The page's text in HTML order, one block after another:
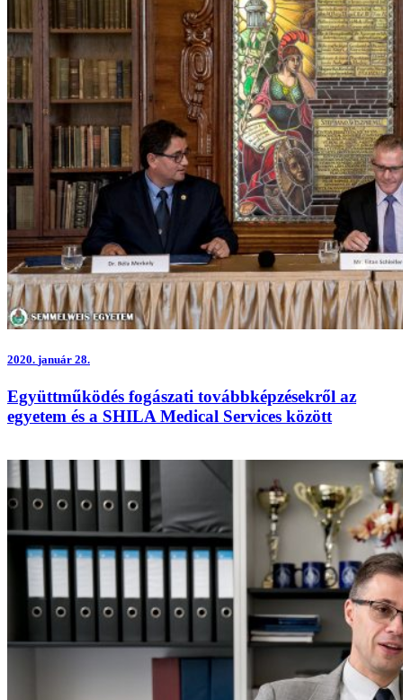
2020. január 28.
Együttműködés fogászati továbbképzésekről az
egyetem és a SHILA Medical Services között